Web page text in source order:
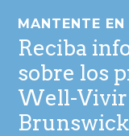
de
página
MANTENTE
Reciba
sobre los
Well-Vivir
Brunswick